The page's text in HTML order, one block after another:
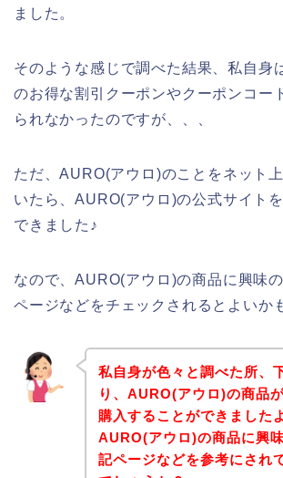
ました。
そのような感じで調べた結果、私自身
のお得な割引クーポンやクーポンコー
られなかったのですが、、、
ただ、AURO(アウロ)のことをネット
いたら、AURO(アウロ)の公式サイト
できました♪
なので、AURO(アウロ)の商品に興味
ページなどをチェックされるとよいか
私自身が色々と調べた所、
り、AURO(アウロ)の商品
購入することができました
AURO(アウロ)の商品に興
記ページなどを参考にされ